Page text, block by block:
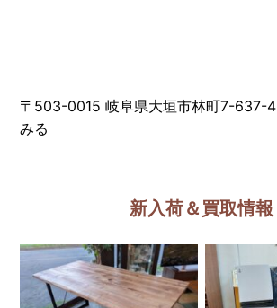
〒503-0015 岐阜県大垣市林町7-637-4
みる
新入荷＆買取情報